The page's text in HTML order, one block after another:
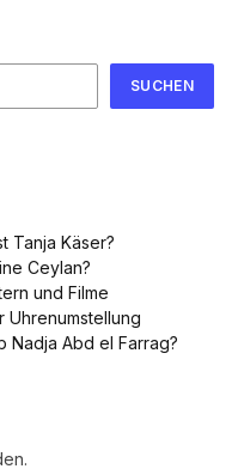
SUCHEN
Tanja Käser?
Ceylan?
und Filme
Uhrenumstellung
Nadja Abd el Farrag?